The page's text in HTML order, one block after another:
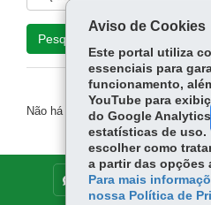
Pesquisar
Não há evento nos próximos dias.
DENUNCIE CORRUPÇÃO
Aviso de Cookies
Este portal utiliza
essenciais para
funcionamento,
YouTube para
do Google
estatísticas de uso.
escolher como
a partir das opções
Para mais
nossa Política de